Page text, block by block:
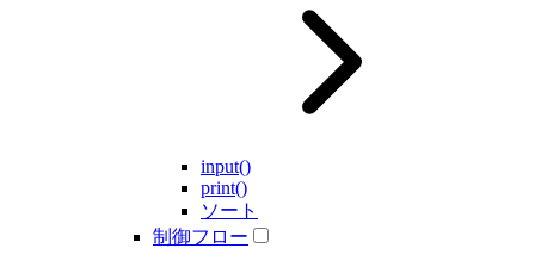
input()
print()
ソート
制御フロー